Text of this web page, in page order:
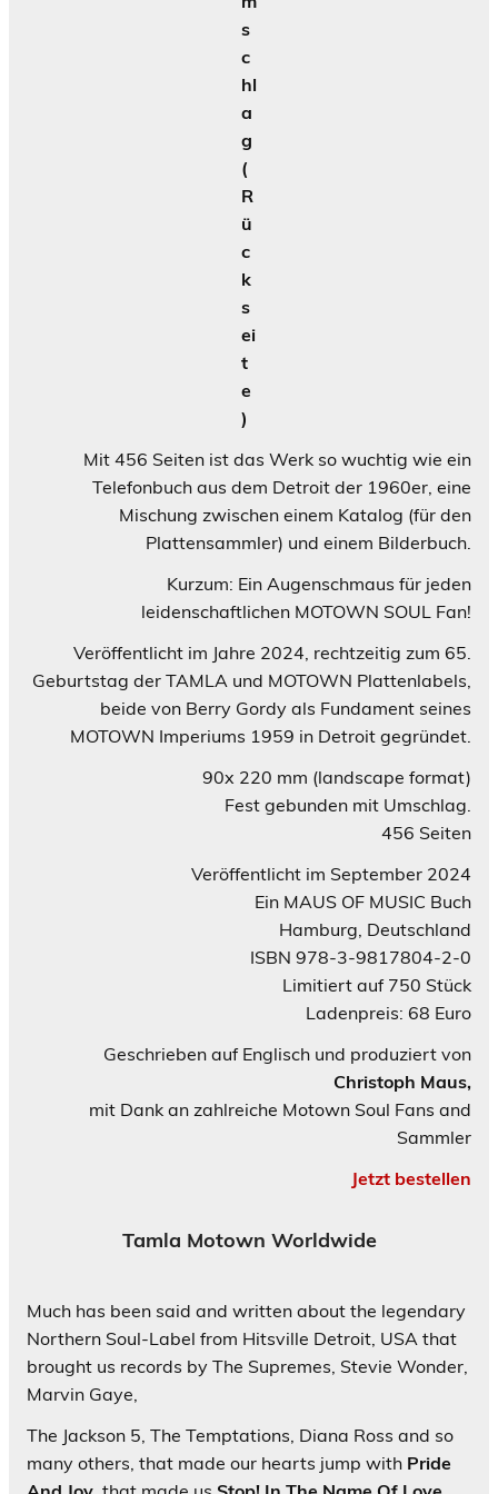
s
c
hl
a
g
(
R
ü
c
k
s
ei
t
e
)
Mit 456 Seiten ist das Werk so wuchtig wie ein
Telefonbuch aus dem Detroit der 1960er, eine
Mischung zwischen einem Katalog (für den
Plattensammler) und einem Bilderbuch.
Kurzum: Ein Augenschmaus für jeden
leidenschaftlichen MOTOWN SOUL Fan!
Veröffentlicht im Jahre 2024, rechtzeitig zum 65.
Geburtstag der TAMLA und MOTOWN Plattenlabels,
beide von Berry Gordy als Fundament seines
MOTOWN Imperiums 1959 in Detroit gegründet.
90x 220 mm (landscape format)
Fest gebunden mit Umschlag.
456 Seiten
Veröffentlicht im September 2024
Ein MAUS OF MUSIC Buch
Hamburg, Deutschland
ISBN 978-3-9817804-2-0
Limitiert auf 750 Stück
Ladenpreis: 68 Euro
Geschrieben auf Englisch und produziert von
Christoph Maus,
mit Dank an zahlreiche Motown Soul Fans and
Sammler
Jetzt bestellen
Tamla Motown Worldwide
Much has been said and written about the legendary
Northern Soul-Label from Hitsville Detroit, USA that
brought us records by The Supremes, Stevie Wonder,
Marvin Gaye,
The Jackson 5, The Temptations, Diana Ross and so
many others, that made our hearts jump with Pride